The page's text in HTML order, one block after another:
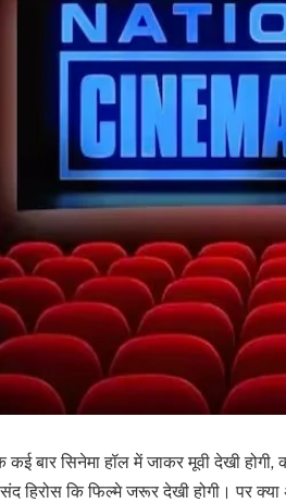
बार सिनेमा हॉल में जाकर मूवी देखी
हिरोस कि फिल्मे जरूर देखी होगी। पर